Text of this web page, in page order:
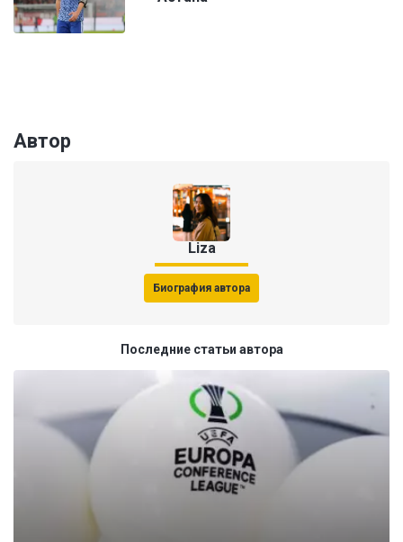
Автор
Liza
Биография автора
Последние статьи автора